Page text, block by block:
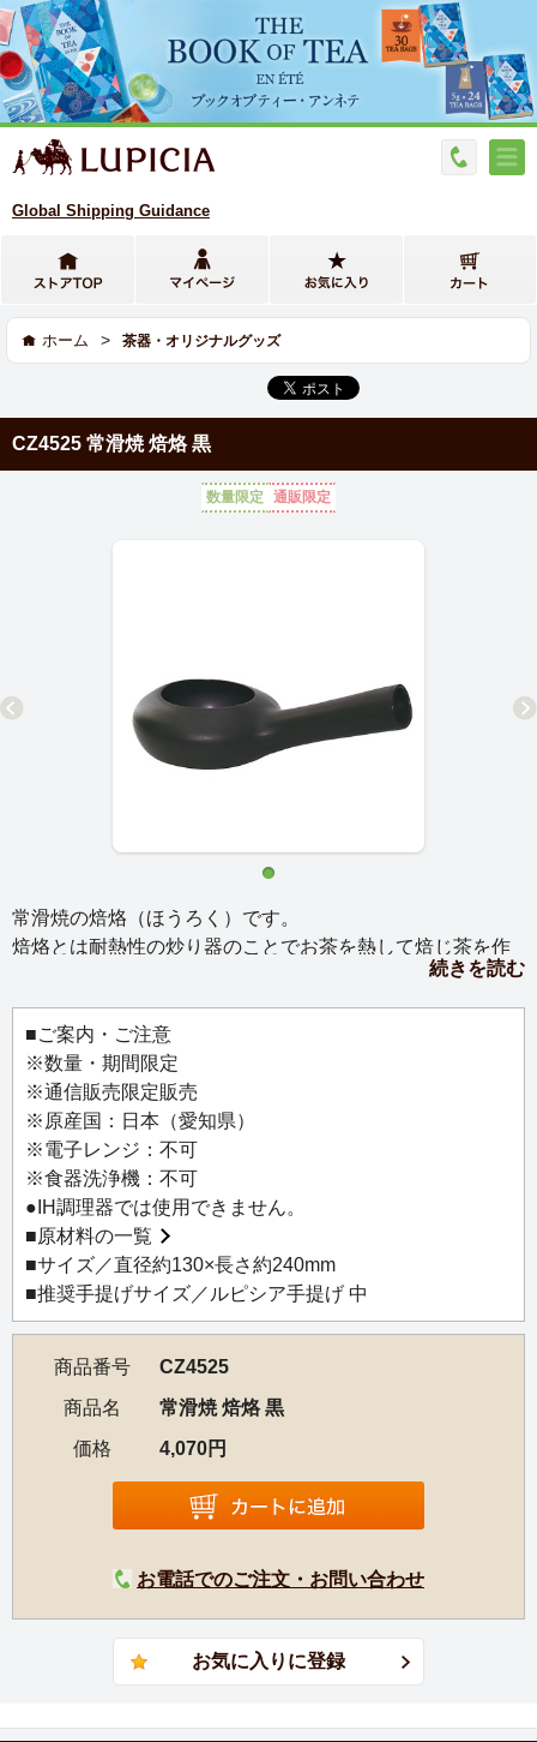
Global Shipping Guidance
ホーム > 茶器・オリジナルグッズ
CZ4525 常滑焼 焙烙 黒
数量限定 通販限定
常滑焼の焙烙（ほうろく）です。
焙烙とは耐熱性の炒り器のことでお茶を熱して焙じ茶を作
1回分のお茶を手軽に焙煎することが出来ます（約10ｇ）。
緑茶だけでなく、烏龍茶、紅茶もおすすめです。
いつものお茶に、ちょっとひと手間を加えるだけで、驚く
ほど風味が変わります。
焙じたてのお茶の香りと、香ばしい味わいをお楽しみくだ
さい。
また、開封してから時間が経ち香りが抜けてしまった古い
お茶も、焙じると火香（ひか）や甘みが足されて、おいし
く復活するのでおすすめです。
お茶以外にも、胡麻や塩などを炒るのにも使えます。
伝統の常滑焼で、粘土には生地を硬く焼き締めるペタライ
トが使われています。
【おすすめの使い方】
1、予熱
器全体が熱を持つように、しっかりと弱火で熱する（1～2
弱火のまま焙烙を火から離して茶葉（約10ｇが目安）を素
目安は緑茶、紅茶は1分、烏龍茶は3分ほどで、ふわっと香
りがたったら完成。取っ手の穴から茶葉をお皿などに取り
続きを読む
■ご案内・ご注意
※数量・期間限定
※通信販売限定販売
※原産国：日本（愛知県）
※電子レンジ：不可
※食器洗浄機：不可
●IH調理器では使用できません。
■原材料の一覧
■サイズ／直径約130×長さ約240mm
■推奨手提げサイズ／ルピシア手提げ 中
商品番号
CZ4525
商品名
常滑焼 焙烙 黒
価格
4,070円
お電話でのご注文・お問い合わせ